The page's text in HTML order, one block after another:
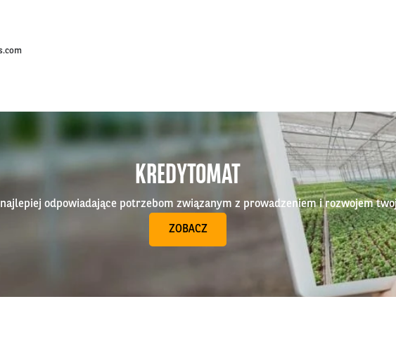
KREDYTOMAT
odpowiadające potrzebom związanym z prowadzeniem i rozwojem
ZOBACZ